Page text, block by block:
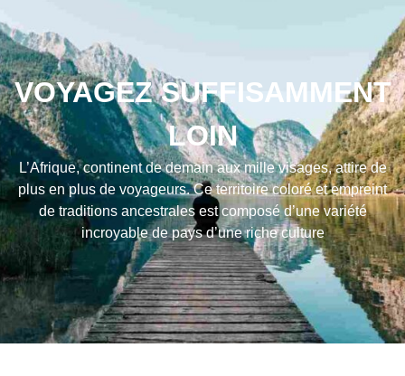
VOYAGEZ SUFFISAMMENT
LOIN
L’Afrique, continent de demain aux mille visages, attire de
plus en plus de voyageurs. Ce territoire coloré et empreint
de traditions ancestrales est composé d’une variété
incroyable de pays d’une riche culture